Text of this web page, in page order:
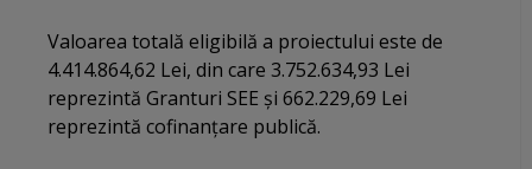
Valoarea totală eligibilă a proiectului este de
4.414.864,62 Lei, din care 3.752.634,93 Lei
reprezintă Granturi SEE și 662.229,69 Lei
reprezintă cofinanțare publică.